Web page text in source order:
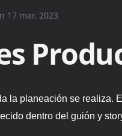
17 mar. 2023
la planeación se realiza.
dentro del guión y